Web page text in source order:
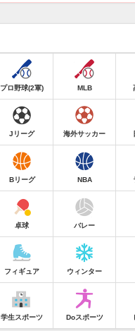
プロ野球(2軍) MLB
Jリーグ 海外サッカー
Bリーグ NBA
卓球 バレー
フィギュア ウィンター
学生スポーツ Doスポーツ